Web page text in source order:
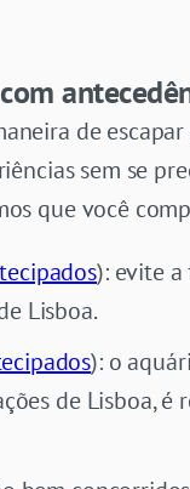
de
sem se
que você
): evite a
Lisboa.
): o
de Lisboa,